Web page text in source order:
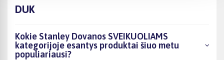
DUK
Kokie Stanley Dovanos SVEIKUOLIAMS
kategorijoje esantys produktai šiuo metu
populiariausi?